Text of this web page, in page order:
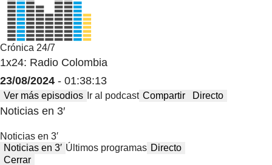
Crónica 24/7
1x24: Radio Colombia
23/08/2024 - 01:38:13
Ver más episodios Ir al podcast Compartir Directo
Noticias en 3′
Noticias en 3′
Noticias en 3′ Últimos programas Directo
Cerrar